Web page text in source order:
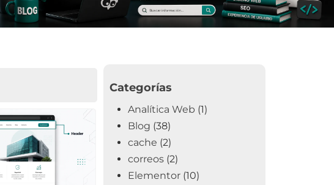
Categorías
Analítica Web (1)
Blog (38)
cache (2)
correos (2)
Elementor (10)